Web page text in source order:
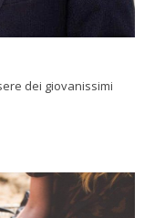
dei giovanissimi